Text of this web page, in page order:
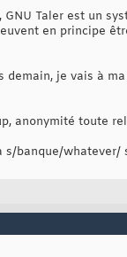
GNU Taler est un
en principe
demain, je vais à
anonymité toute
s/banque/whatever/